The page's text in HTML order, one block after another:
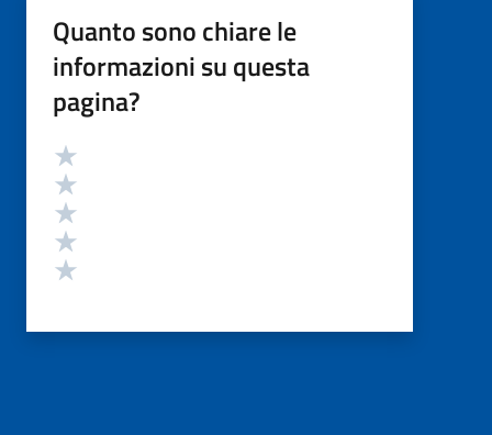
Quanto sono chiare le
informazioni su questa
pagina?
Valutazione